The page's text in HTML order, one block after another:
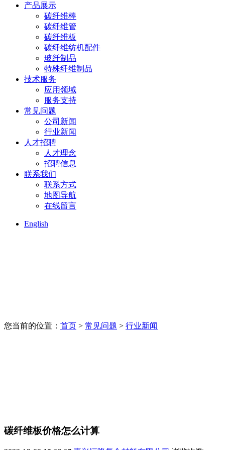
产品展示
碳纤维棒
碳纤维管
碳纤维板
碳纤维纺机配件
玻纤制品
特殊纤维制品
技术服务
应用领域
服务支持
常见问题
公司新闻
行业新闻
人才招聘
人才理念
招聘信息
联系我们
联系方式
地图导航
在线留言
English
您当前的位置： 首页 > 常见问题 > 行业新闻
碳纤维板价格怎么计算